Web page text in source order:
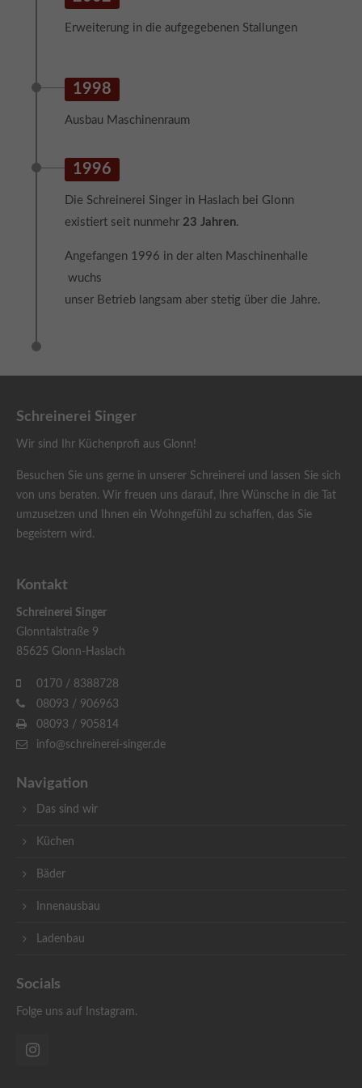
info@yourdomain.com
Lorem ipsum dolor sit amet, consectetuer adipiscing elit.
ultricies nec.
Erweiterung in die aufgegebenen Stallungen
1998
Ausbau Maschinenraum
1996
Die Schreinerei Singer in Haslach bei Glonn
existiert seit nunmehr 23 Jahren.
Angefangen 1996 in der alten Maschinenhalle
wuchs
unser Betrieb langsam aber stetig über die Jahre.
Schreinerei Singer
Wir sind Ihr Küchenprofi aus Glonn!
Besuchen Sie uns gerne in unserer Schreinerei und lassen Sie sich
von uns beraten. Wir freuen uns darauf, Ihre Wünsche in die Tat
umzusetzen und Ihnen ein Wohngefühl zu schaffen, das Sie
begeistern wird.
Kontakt
Schreinerei Singer
Glonntalstraße 9
85625 Glonn-Haslach
0170 / 8388728
08093 / 906963
08093 / 905814
info@schreinerei-singer.de
Navigation
Das sind wir
Küchen
Bäder
Innenausbau
Ladenbau
Socials
Folge uns auf Instagram.